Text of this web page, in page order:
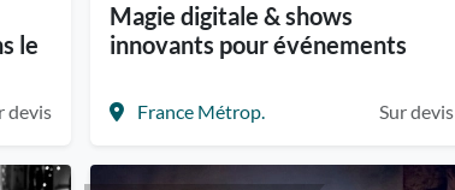
le
devis
Magie digitale & shows
innovants pour événements
France Métrop. Sur devis